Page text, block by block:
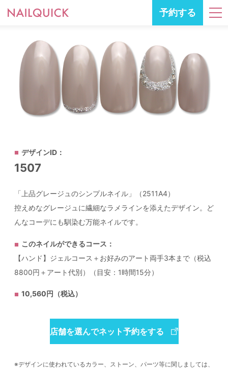
予約する
デザインID：
1507
「上品グレージュのシンプルネイル」（2511A4）
控えめなグレージュに繊細なラメラインを添えたデザイン。ど
んなコーデにも馴染む万能ネイルです。
このネイルができるコース：
【ハンド】ジェルコース＋お好みのアート両手3本まで（税込
8800円＋アート代別）（目安：1時間15分）
10,560円（税込）
店舗を選んでネット予約をする
デザインに使われているカラー、ストーン、パーツ等に関しましては、